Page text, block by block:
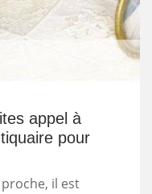
appel à
pour
il est